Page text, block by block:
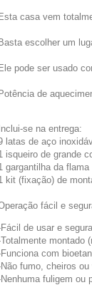
Esta casa vem
Basta escolher um
Ele pode ser usado
Potência de
Inclui-se na entrega:
latas de aço
isqueiro de grande
gargantilha da flama
kit (fixação) de
fácil e
de usar e
montado
com
fumo, cheiros
fuligem ou